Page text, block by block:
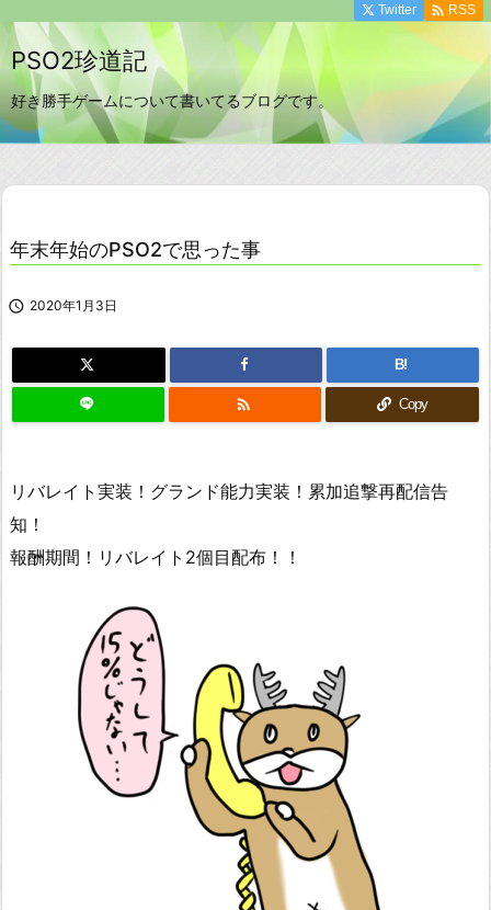
PSO2珍道記
好き勝手ゲームについて書いてるブログです。
Twitter  RSS
年末年始のPSO2で思った事
 2020年1月3日
B!
 Copy
リバレイト実装！グランド能力実装！累加追撃再配信告
知！
報酬期間！リバレイト2個目配布！！